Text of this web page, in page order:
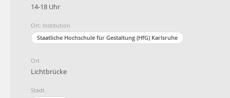
14-18 Uhr
Ort: Institution
Staatliche Hochschule für Gestaltung (HfG) Karlsruhe
Ort
Lichtbrücke
Stadt